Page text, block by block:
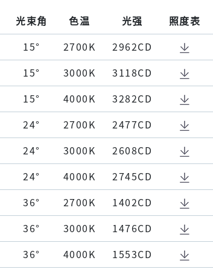
光束角 色温 光强 照度表
15° 2700K 2962CD
15° 3000K 3118CD
15° 4000K 3282CD
24° 2700K 2477CD
24° 3000K 2608CD
24° 4000K 2745CD
36° 2700K 1402CD
36° 3000K 1476CD
36° 4000K 1553CD